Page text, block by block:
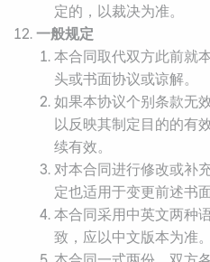
定的，以裁决为准。
一般规定
本合同取代双方此前就
头或书面协议或谅解。
如果本协议个别条款无
以反映其制定目的的有
续有效。
对本合同进行修改或补
定也适用于变更前述书
本合同采用中英文两种
致，应以中文版本为准。